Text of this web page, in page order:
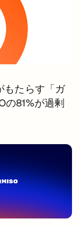
もたらす「ガ
81%が過剰